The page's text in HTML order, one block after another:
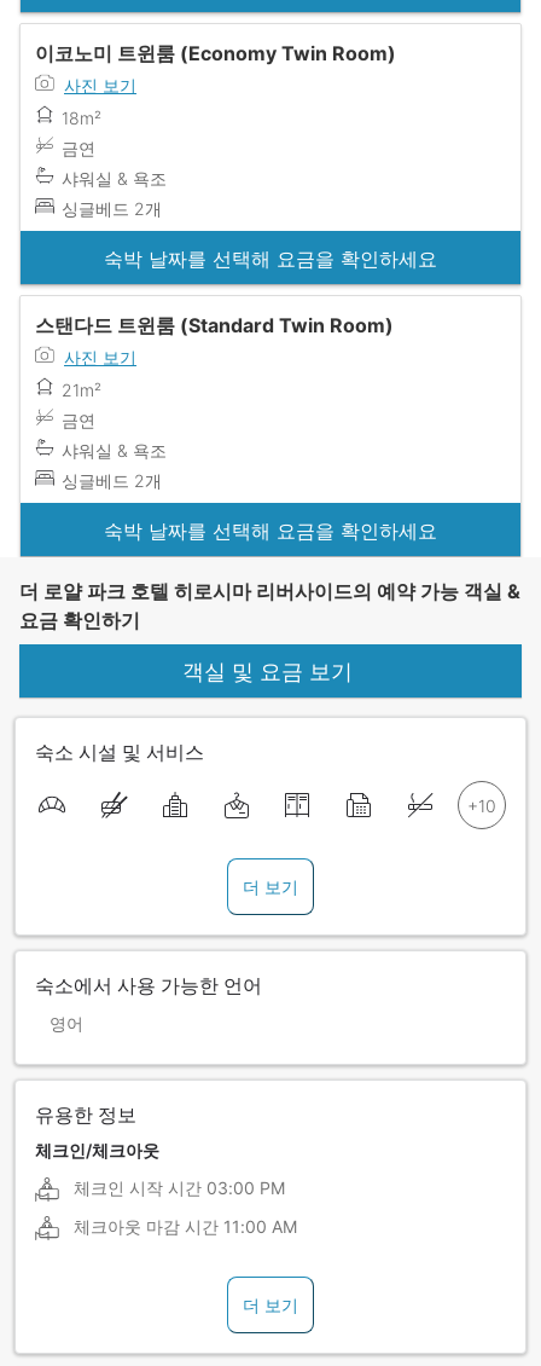
이코노미 트윈룸 (Economy Twin Room)
사진 보기
18m²
금연
샤워실 & 욕조
싱글베드 2개
숙박 날짜를 선택해 요금을 확인하세요
스탠다드 트윈룸 (Standard Twin Room)
사진 보기
21m²
금연
샤워실 & 욕조
싱글베드 2개
숙박 날짜를 선택해 요금을 확인하세요
더 로얄 파크 호텔 히로시마 리버사이드의 예약 가능 객실 &
요금 확인하기
객실 및 요금 보기
숙소 시설 및 서비스
더 보기
숙소에서 사용 가능한 언어
영어
유용한 정보
체크인/체크아웃
체크인 시작 시간 03:00 PM
체크아웃 마감 시간 11:00 AM
더 보기